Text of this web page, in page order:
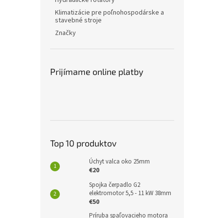
Klimatizácie pre poľnohospodárske a
stavebné stroje
Značky
Prijímame online platby
Top 10 produktov
Úchyt valca oko 25mm
€20
Spojka čerpadlo G2
elektromotor 5,5 - 11 kW 38mm
€50
Príruba spaľovacieho motora